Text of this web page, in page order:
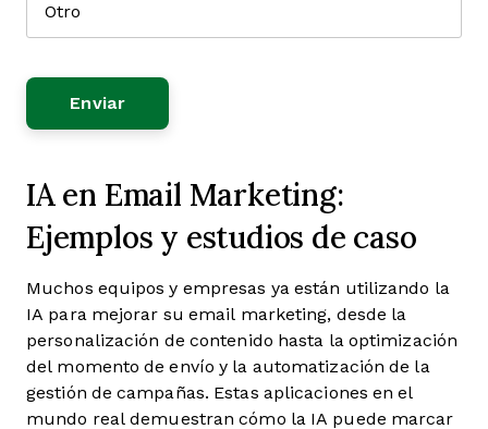
IA en Email Marketing:
Ejemplos y estudios de caso
Muchos equipos y empresas ya están utilizando la
IA para mejorar su email marketing, desde la
personalización de contenido hasta la optimización
del momento de envío y la automatización de la
gestión de campañas. Estas aplicaciones en el
mundo real demuestran cómo la IA puede marcar